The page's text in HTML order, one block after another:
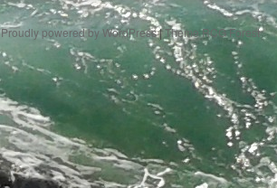
Proudly powered by WordPress|Theme RCG Forest